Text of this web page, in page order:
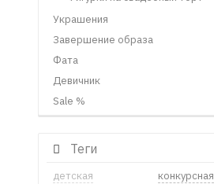
Украшения
Завершение образа
Фата
Девичник
Sale %
Теги
детская
конкурсная